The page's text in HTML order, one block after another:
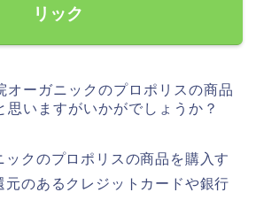
リック
オーガニックのプロポリスの商品
思いますがいかがでしょうか？
ックのプロポリスの商品を購入す
元のあるクレジットカードや銀行